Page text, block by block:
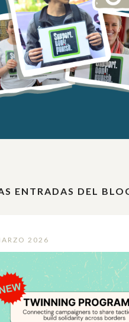
ENTRADAS DEL
2026